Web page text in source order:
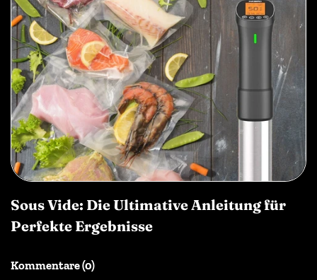
Sous Vide: Die Ultimative Anleitung für
Perfekte Ergebnisse
Kommentare (0)